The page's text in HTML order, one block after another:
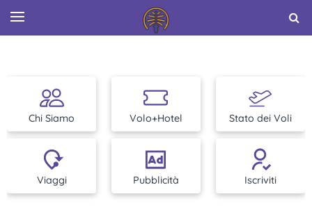
Chi Siamo Volo+Hotel Stato dei Voli
Viaggi Pubblicità Iscriviti